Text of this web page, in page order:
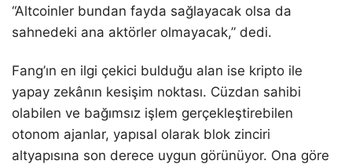
“Altcoinler bundan fayda sağlayacak olsa da
sahnedeki ana aktörler olmayacak,” dedi.
Fang’ın en ilgi çekici bulduğu alan ise kripto ile
yapay zekânın kesişim noktası. Cüzdan sahibi
olabilen ve bağımsız işlem gerçekleştirebilen
otonom ajanlar, yapısal olarak blok zinciri
altyapısına son derece uygun görünüyor. Ona göre